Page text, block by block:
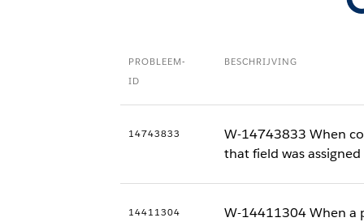
PROBLEEM-
ID
BESCHRIJVING
14743833
W-14743833 When
that field was
14411304
W-14411304 When a